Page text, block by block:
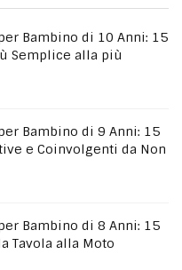
Bambino di 10 Anni: 15
Semplice alla più
Bambino di 9 Anni: 15
e Coinvolgenti da Non
Bambino di 8 Anni: 15
Tavola alla Moto